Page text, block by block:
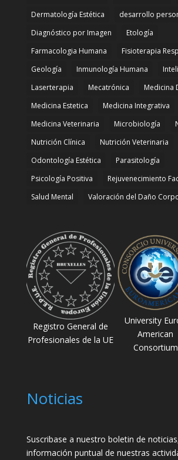
Dermatología Estética
desarrollo
Diagnóstico por Imagen
Etología
Farmacologia Humana
Fisioterapia
Geología
Inmunología Humana
Laserterapia
Mecatrónica
Medicina
Medicina Estetica
Medicina Integrativa
Medicina Veterinaria
Microbiología
Nutrición Clínica
Nutrición Veterinaria
Odontología Estética
Parasitología
Psicología Positiva
Rejuvenecimiento
Salud Mental
Valoración del Daño
Registro General de
Profesionales de la UE
University
American
Consortium
Noticias
Suscribase a nuestro boletin de
información puntual de nuestras